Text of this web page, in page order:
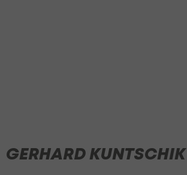
GERHARD KUNTSCHIK